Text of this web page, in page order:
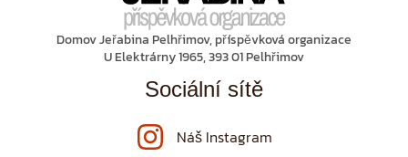
Domov Jeřabina Pelhřimov, příspěvková organizace
U Elektrárny 1965, 393 01 Pelhřimov
Sociální sítě
Náš Instagram